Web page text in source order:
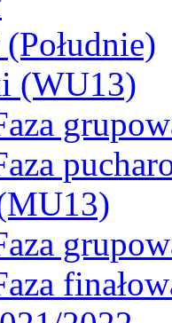
(Południe)
(WU13)